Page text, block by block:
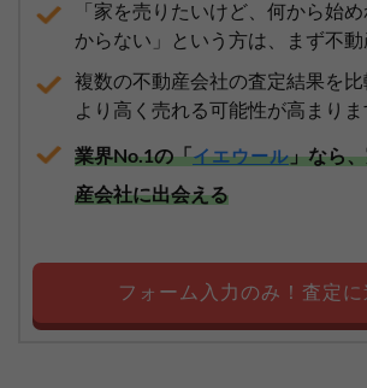
「家を売りたいけど、何から始
からない」という方は、まず不
複数の不動産会社の査定結果を比
より高く売れる可能性が高まりま
業界No.1の「イエウール」なら
産会社に出会える
フォーム入力のみ！査定に